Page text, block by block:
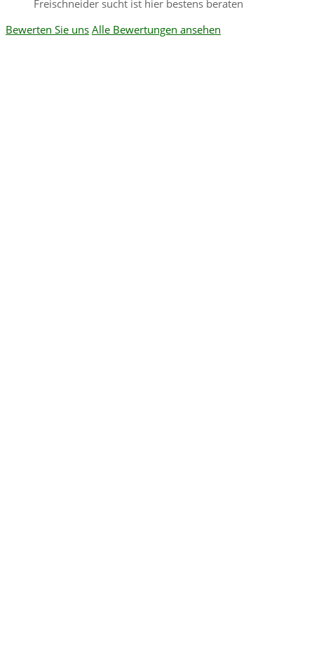
Freischneider sucht ist hier bestens beraten
Bewerten Sie uns Alle Bewertungen ansehen